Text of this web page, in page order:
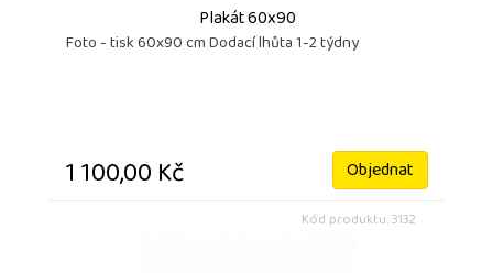
Plakát 60x90
Foto - tisk 60x90 cm Dodací lhůta 1-2 týdny
1 100,00 Kč Objednat
Kód produktu: 3132